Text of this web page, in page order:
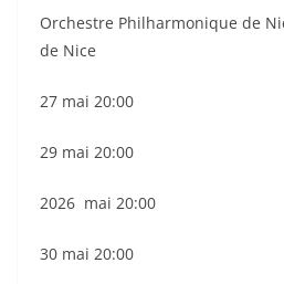
Orchestre Philharmonique de
de Nice
27 mai 20:00
29 mai 20:00
2026 mai 20:00
30 mai 20:00